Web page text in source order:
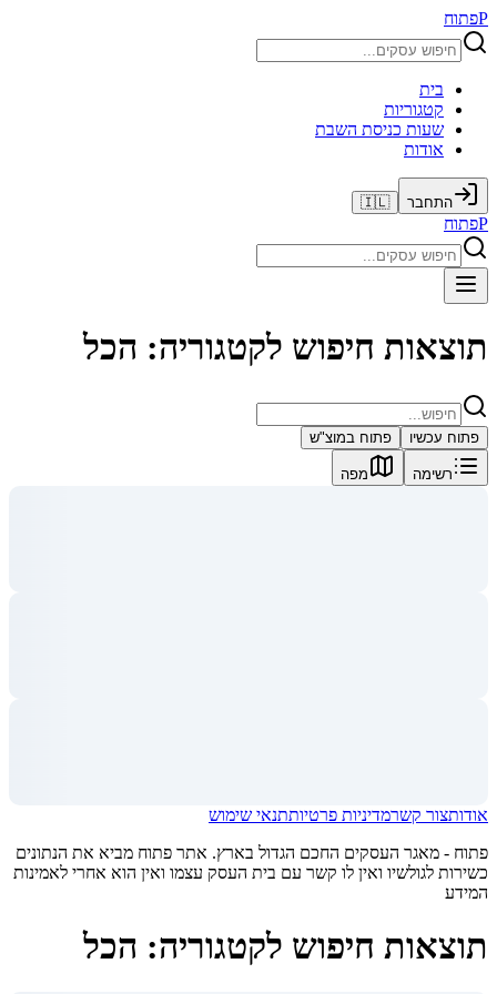
Pפתוח
בית
קטגוריות
שעות כניסת השבת
אודות
התחבר 🇮🇱
Pפתוח
תוצאות חיפוש לקטגוריה: הכל
פתוח עכשיו פתוח במוצ"ש
רשימה מפה
אודותצור קשרמדיניות פרטיותתנאי שימוש
פתוח - מאגר העסקים החכם הגדול בארץ. אתר פתוח מביא את הנתונים
כשירות לגולשיו ואין לו קשר עם בית העסק עצמו ואין הוא אחרי לאמינות
המידע
תוצאות חיפוש לקטגוריה: הכל